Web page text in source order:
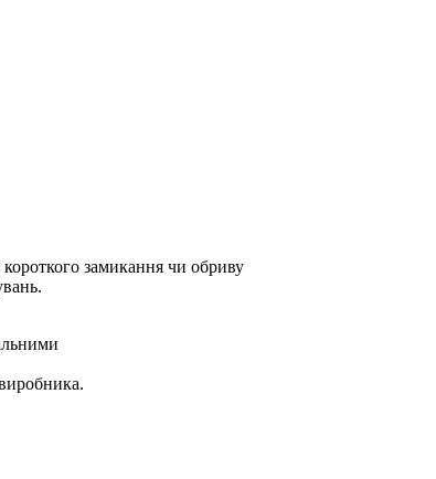
короткого замикання чи обриву